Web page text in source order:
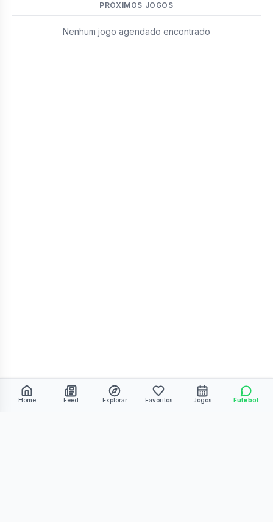
PRÓXIMOS JOGOS
Nenhum jogo agendado encontrado
Home Feed Explorar Favoritos Jogos Futebot